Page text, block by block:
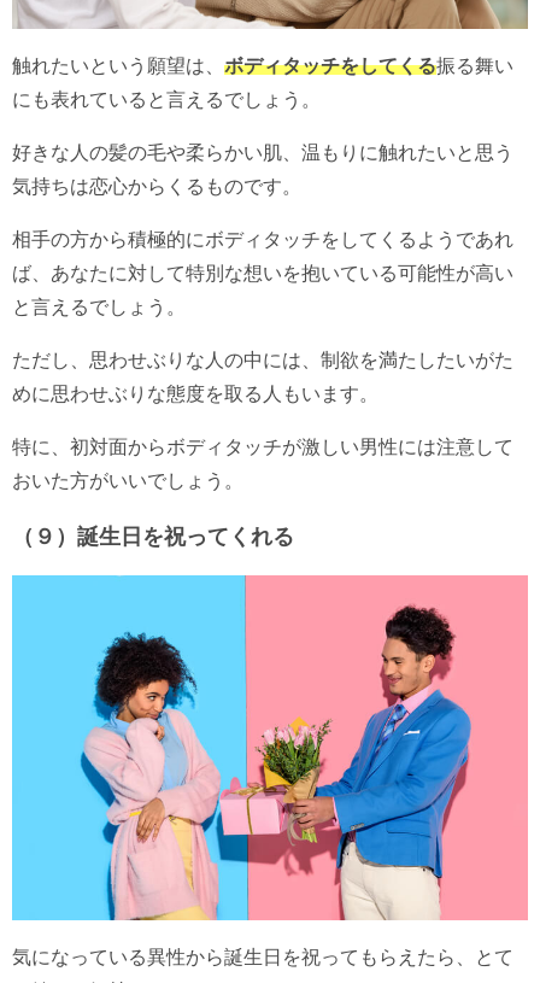
触れたいという願望は、 ボディタッチをしてくる振る舞い
にも表れていると言えるでしょう。
好きな人の髪の毛や柔らかい肌、温もりに触れたいと思う
気持ちは恋心からくるものです。
相手の方から積極的にボディタッチをしてくるようであれ
ば、あなたに対して特別な想いを抱いている可能性が高い
と言えるでしょう。
ただし、思わせぶりな人の中には、制欲を満たしたいがた
めに思わせぶりな態度を取る人もいます。
特に、初対面からボディタッチが激しい男性には注意して
おいた方がいいでしょう。
（９）誕生日を祝ってくれる
気になっている異性から誕生日を祝ってもらえたら、とて